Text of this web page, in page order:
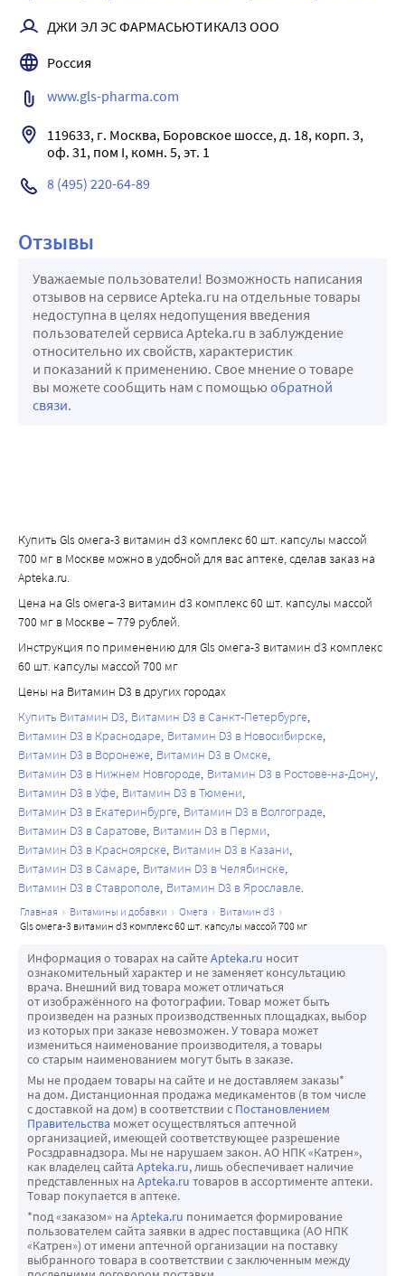
ДЖИ ЭЛ ЭС ФАРМАСЬЮТИКАЛЗ ООО
Россия
www.gls-pharma.com
119633, г. Москва, Боровское шоссе, д. 18, корп. 3,
оф. 31, пом I, комн. 5, эт. 1
8 (495) 220-64-89
Отзывы
Уважаемые пользователи! Возможность написания
отзывов на сервисе Apteka.ru на отдельные товары
недоступна в целях недопущения введения
пользователей сервиса Apteka.ru в заблуждение
относительно их свойств, характеристик
и показаний к применению. Свое мнение о товаре
вы можете сообщить нам с помощью обратной
связи.
Купить Gls омега-3 витамин d3 комплекс 60 шт. капсулы массой
700 мг в Москве можно в удобной для вас аптеке, сделав заказ на
Apteka.ru.
Цена на Gls омега-3 витамин d3 комплекс 60 шт. капсулы массой
700 мг в Москве – 779 рублей.
Инструкция по применению для Gls омега-3 витамин d3 комплекс
60 шт. капсулы массой 700 мг
Цены на Витамин D3 в других городах
Купить Витамин D3 Витамин D3 в Санкт-Петербурге
Витамин D3 в Краснодаре Витамин D3 в Новосибирске
Витамин D3 в Воронеже Витамин D3 в Омске
Витамин D3 в Нижнем Новгороде Витамин D3 в Ростове-на-Дону
Витамин D3 в Уфе Витамин D3 в Тюмени
Витамин D3 в Екатеринбурге Витамин D3 в Волгограде
Витамин D3 в Саратове Витамин D3 в Перми
Витамин D3 в Красноярске Витамин D3 в Казани
Витамин D3 в Самаре Витамин D3 в Челябинске
Витамин D3 в Ставрополе Витамин D3 в Ярославле
главная витамины и добавки омега
витамин d3
gls омега-3 витамин d3 комплекс 60 шт. капсулы массой 700 мг
Информация о товарах на сайтеApteka.ru носит
ознакомительный характер и не заменяет консультацию
врача. Внешний вид товара может отличаться
от изображённого на фотографии. Товар может быть
произведен на разных производственных площадках, выбор
из которых при заказе невозможен. У товара может
измениться наименование производителя, а товары
со старым наименованием могут быть в заказе.
Мы не продаем товары на сайте и не доставляем заказы*
на дом. Дистанционная продажа медикаментов (в том числе
с доставкой на дом) в соответствии с Постановлением
Правительства может осуществляться аптечной
организацией, имеющей соответствующее разрешение
Росздравнадзора. Мы не нарушаем закон. АО НПК «Катрен»,
как владелец сайта Apteka.ru, лишь обеспечивает наличие
представленных на Apteka.ru товаров в ассортименте аптеки.
Товар покупается в аптеке.
*под «заказом» на Apteka.ru понимается формирование
пользователем сайта заявки в адрес поставщика (АО НПК
«Катрен») от имени аптечной организации на поставку
выбранного товара в соответствии с заключенным между